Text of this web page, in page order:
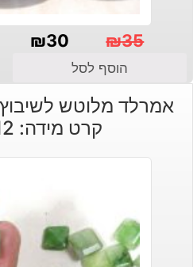
₪35
המקורי
היה:
₪30
הנוכחי
הוא:
הוסף לסל
קרט מידה: 12- 17 מ"מ